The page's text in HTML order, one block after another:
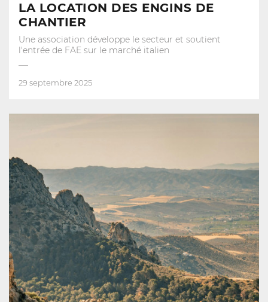
LA LOCATION DES ENGINS DE
CHANTIER
Une association développe le secteur et soutient
l'entrée de FAE sur le marché italien
29 septembre 2025